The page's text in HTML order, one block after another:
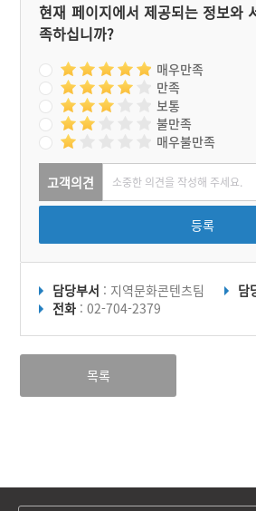
현재 페이지에서 제공되는 정보와
족하십니까?
매우만족
만족
보통
불만족
매우불만족
고객의견
등록
담당부서 : 지역문화콘텐츠팀 담
전화 : 02-704-2379
목록